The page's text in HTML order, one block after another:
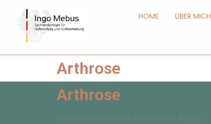
HOME ÜBER MICH
Arthrose
Arthrose
Diese Seite befindet sich noch im Aufbau.